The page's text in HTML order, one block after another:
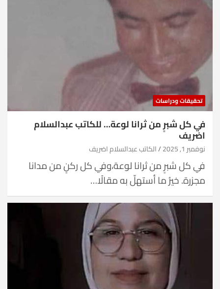
تحقيقات ودراسات
في كل شبرٍ من ثرانا لوعة… للكاتب عبدالسلام
اضريف
نوفمبر 1, 2025 الكاتب عبدالسلام اضريف
في كل شبرٍ من ثرانا لوعة،وفي كل ركنٍ من مدانا
مجزرة. خيرُ ما أستهلّ به مقالًا…